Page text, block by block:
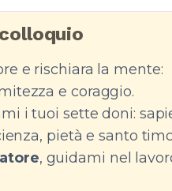
e rischiara la mente:
e coraggio.
i tuoi sette doni:
pietà e santo
, guidami nel